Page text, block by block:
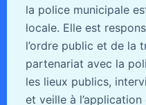
la police municipale
locale. Elle est
l’ordre public et de la
partenariat avec la
les lieux publics,
et veille à